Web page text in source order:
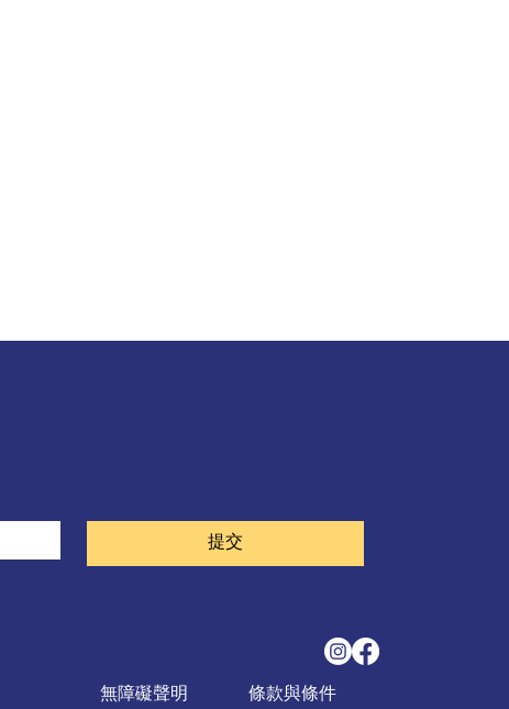
提交
無障礙聲明 條款與條件